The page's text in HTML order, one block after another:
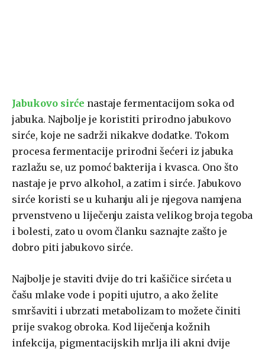
Jabukovo sirće nastaje fermentacijom soka od
jabuka. Najbolje je koristiti prirodno jabukovo
sirće, koje ne sadrži nikakve dodatke. Tokom
procesa fermentacije prirodni šećeri iz jabuka
razlažu se, uz pomoć bakterija i kvasca. Ono što
nastaje je prvo alkohol, a zatim i sirće. Jabukovo
sirće koristi se u kuhanju ali je njegova namjena
prvenstveno u liječenju zaista velikog broja tegoba
i bolesti, zato u ovom članku saznajte zašto je
dobro piti jabukovo sirće.
Najbolje je staviti dvije do tri kašičice sirćeta u
čašu mlake vode i popiti ujutro, a ako želite
smršaviti i ubrzati metabolizam to možete činiti
prije svakog obroka. Kod liječenja kožnih
infekcija, pigmentacijskih mrlja ili akni dvije